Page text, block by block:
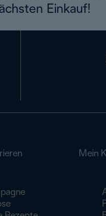
Einkauf!
Mein